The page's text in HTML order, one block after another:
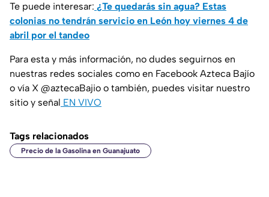
Te puede interesar: ¿Te quedarás sin agua? Estas
colonias no tendrán servicio en León hoy viernes 4 de
abril por el tandeo
Para esta y más información, no dudes seguirnos en
nuestras redes sociales como en Facebook Azteca Bajío
o vía X @aztecaBajio o también, puedes visitar nuestro
sitio y señal EN VIVO
Tags relacionados
Precio de la Gasolina en Guanajuato